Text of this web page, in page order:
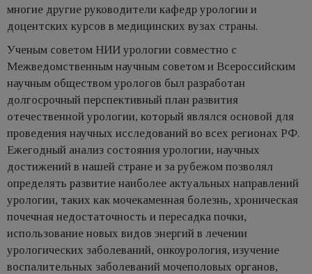
многие другие руководители кафедр урологии и
доцентских курсов в медицинских вузах страны.
Ученым советом НИИ урологии совместно с
Межведомственным научным советом и Всероссийским
научным обществом урологов был разработан
долгосрочный перспективный план развития
отечественной урологии, который являлся основой для
проведения научных исследований во всех регионах РФ.
Ежегодный анализ состояния урологии, научных
достижений в нашей стране и за рубежом позволял
определять развитие наиболее актуальных направлений
урологии, таких как мочекаменная болезнь, хроническая
почечная недостаточность и пересадка почки,
использование новых видов энергий в лечении
урологических заболеваний, онкоурология, изучение
воспалительных заболеваний мочеполовых органов,